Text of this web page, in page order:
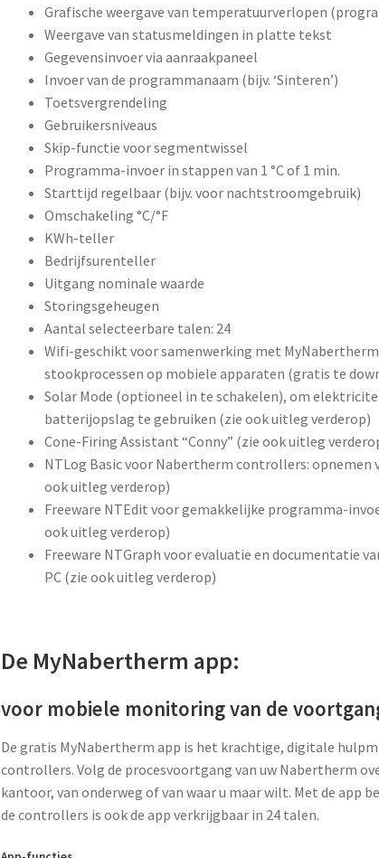
Grafische weergave van temperatuurverlopen
Weergave van statusmeldingen in platte tekst
Gegevensinvoer via aanraakpaneel
Invoer van de programmanaam (bijv. ‘Sinteren’)
Toetsvergrendeling
Gebruikersniveaus
Skip-functie voor segmentwissel
Programma-invoer in stappen van 1 °C of 1 min.
Starttijd regelbaar (bijv. voor nachtstroomgebruik)
Omschakeling °C/°F
KWh-teller
Bedrijfsurenteller
Uitgang nominale waarde
Storingsgeheugen
Aantal selecteerbare talen: 24
Wifi-geschikt voor samenwerking met
stookprocessen op mobiele apparaten (gratis te
Solar Mode (optioneel in te schakelen), om
batterijopslag te gebruiken (zie ook uitleg verderop)
Cone-Firing Assistant “Conny” (zie ook uitleg
NTLog Basic voor Nabertherm controllers: opnemen
ook uitleg verderop)
Freeware NTEdit voor gemakkelijke programma-
ook uitleg verderop)
Freeware NTGraph voor evaluatie en documentatie
PC (zie ook uitleg verderop)
De MyNabertherm app:
voor mobiele monitoring van de
De gratis MyNabertherm app is het krachtige, digitale
controllers. Volg de procesvoortgang van uw Nabertherm
kantoor, van onderweg of van waar u maar wilt. Met de app
de controllers is ook de app verkrijgbaar in 24 talen.